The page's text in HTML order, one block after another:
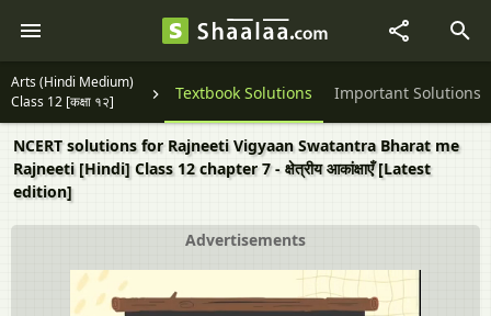
Arts (Hindi Medium)
Class 12 [कक्षा १२]
Question Papers Textbook Solutions Important Solutions
NCERT solutions for Rajneeti Vigyaan Swatantra Bharat me
Rajneeti [Hindi] Class 12 chapter 7 - क्षेत्रीय आकांक्षाएँ [Latest
edition]
Advertisements